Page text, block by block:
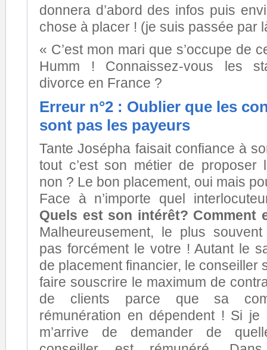
donnera d’abord des infos puis
chose à placer ! (je suis passée par
« C’est mon mari que s’occupe de
Humm ! Connaissez-vous les
divorce en France ?
Erreur n°2 : Oublier que les
sont pas les payeurs
Tante Josépha faisait confiance à
tout c’est son métier de proposer
non ? Le bon placement, oui mais
Face à n’importe quel
Quels est son intérêt? Comment
Malheureusement, le plus
pas forcément le votre ! Autant le
de placement financier, le conseiller
faire souscrire le maximum de
de clients parce que sa
rémunération en dépendent ! Si
m’arrive de demander de